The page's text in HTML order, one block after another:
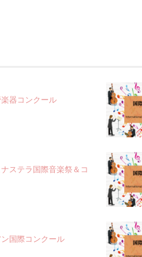
器コンクール
ステラ国際音楽祭＆コ
国際コンクール